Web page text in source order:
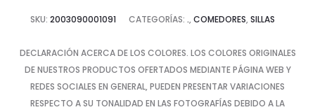
SKU: 2003090001091 CATEGORÍAS: ., COMEDORES, SILLAS
DECLARACIÓN ACERCA DE LOS COLORES. LOS COLORES ORIGINALES
DE NUESTROS PRODUCTOS OFERTADOS MEDIANTE PÁGINA WEB Y
REDES SOCIALES EN GENERAL, PUEDEN PRESENTAR VARIACIONES
RESPECTO A SU TONALIDAD EN LAS FOTOGRAFÍAS DEBIDO A LA